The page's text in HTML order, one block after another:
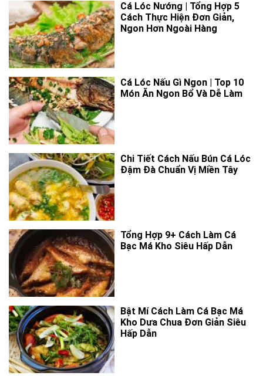
Cá Lóc Nướng | Tổng Hợp 5
Cách Thực Hiện Đơn Giản,
Ngon Hơn Ngoài Hàng
Cá Lóc Nấu Gì Ngon | Top 10
Món Ăn Ngon Bổ Và Dễ Làm
Chi Tiết Cách Nấu Bún Cá Lóc
Đậm Đà Chuẩn Vị Miền Tây
Tổng Hợp 9+ Cách Làm Cá
Bạc Má Kho Siêu Hấp Dẫn
Bật Mí Cách Làm Cá Bạc Má
Kho Dưa Chua Đơn Giản Siêu
Hấp Dẫn